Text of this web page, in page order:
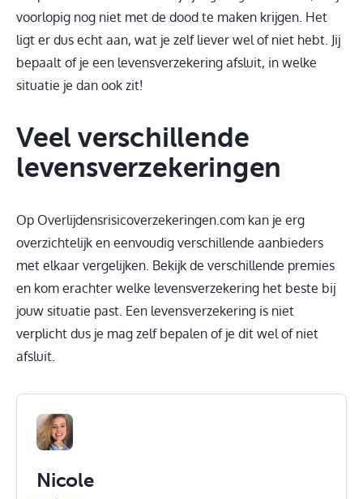
voorlopig nog niet met de dood te maken krijgen. Het
ligt er dus echt aan, wat je zelf liever wel of niet hebt. Jij
bepaalt of je een levensverzekering afsluit, in welke
situatie je dan ook zit!
Veel verschillende
levensverzekeringen
Op Overlijdensrisicoverzekeringen.com kan je erg
overzichtelijk en eenvoudig verschillende aanbieders
met elkaar vergelijken. Bekijk de verschillende premies
en kom erachter welke levensverzekering het beste bij
jouw situatie past. Een levensverzekering is niet
verplicht dus je mag zelf bepalen of je dit wel of niet
afsluit.
Nicole